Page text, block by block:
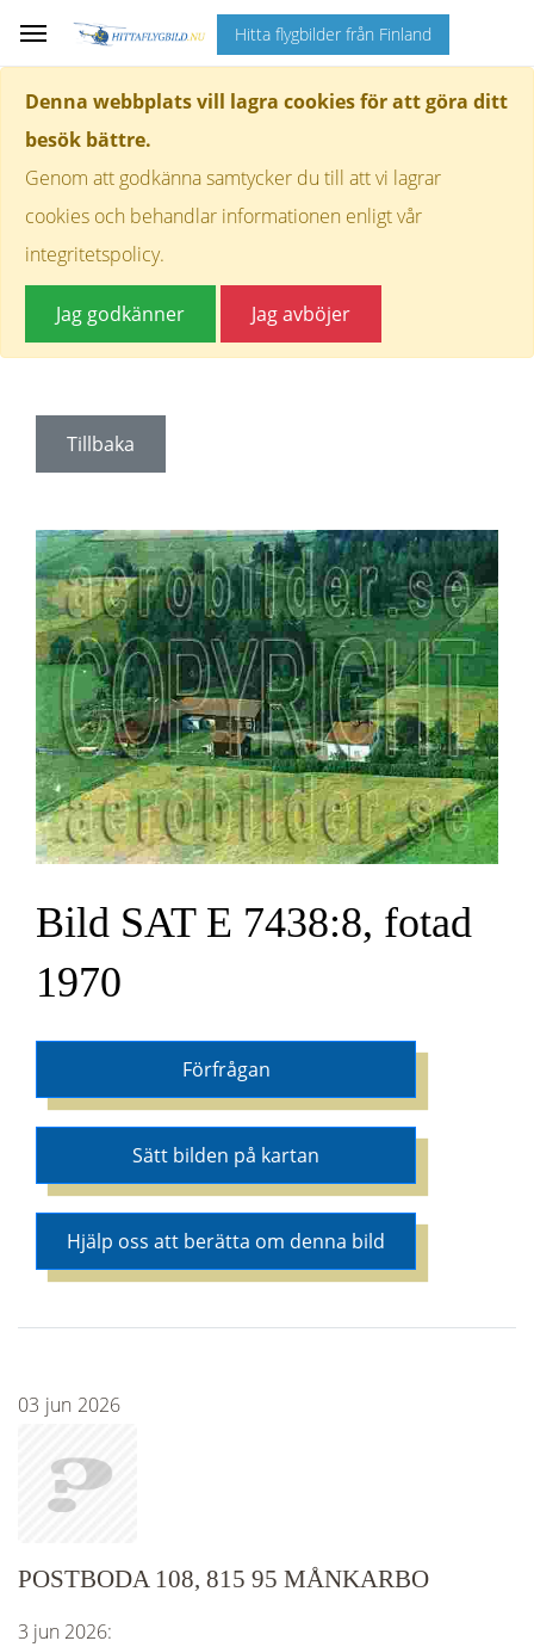
Denna webbplats vill lagra cookies för att göra ditt
besök bättre.
Genom att godkänna samtycker du till att vi lagrar
cookies och behandlar informationen enligt vår
integritetspolicy.
Jag godkänner Jag avböjer
Hitta flygbilder från Finland
Tillbaka
Bild SAT E 7438:8, fotad
1970
Förfrågan
Sätt bilden på kartan
Hjälp oss att berätta om denna bild
03 jun 2026
POSTBODA 108, 815 95 MÅNKARBO
3 jun 2026: